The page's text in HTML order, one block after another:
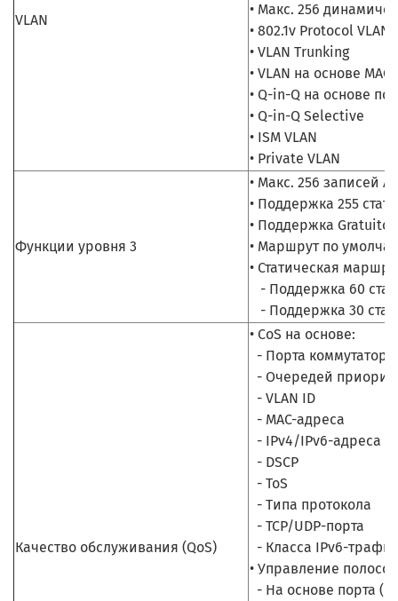
VLAN
• Макс. 256
• 802.1v Protocol VLAN
• VLAN Trunking
• VLAN на основе
• Q-in-Q на основе
• Q-in-Q Selective
• ISM VLAN
• Private VLAN
Функции уровня 3
• Макс. 256 записей
• Поддержка 255
• Поддержка
• Маршрут по
• Статическая
- Поддержка 60
- Поддержка 30
Качество обслуживания (QoS)
• CoS на основе:
- Порта коммутатора
- Очередей
- VLAN ID
- MAC-адреса
- IPv4/IPv6-адреса
- DSCP
- ToS
- Типа протокола
- TCP/UDP-порта
- Класса IPv6-
• Управление
- На основе порта